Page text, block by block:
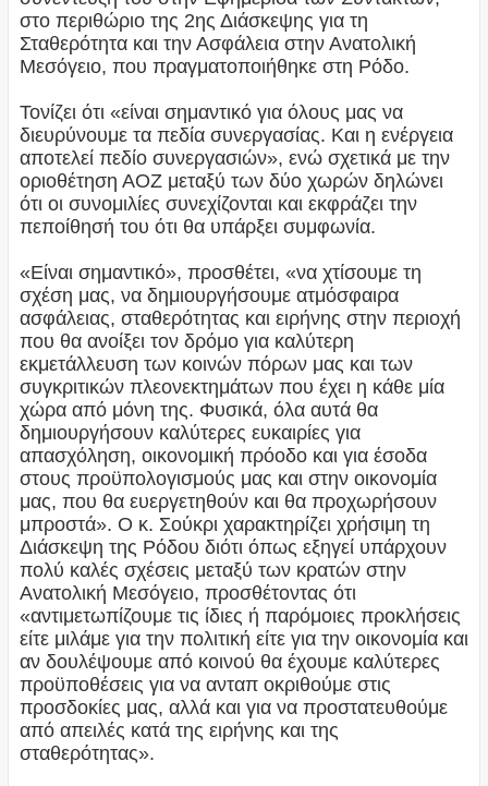
στο περιθώριο της 2ης Διάσκεψης για τη
Σταθερότητα και την Ασφάλεια στην Ανατολική
Μεσόγειο, που πραγματοποιήθηκε στη Ρόδο.
Τονίζει ότι «είναι σημαντικό για όλους μας να
διευρύνουμε τα πεδία συνεργασίας. Και η ενέργεια
αποτελεί πεδίο συνεργασιών», ενώ σχετικά με την
οριοθέτηση ΑΟΖ μεταξύ των δύο χωρών δηλώνει
ότι οι συνομιλίες συνεχίζονται και εκφράζει την
πεποίθησή του ότι θα υπάρξει συμφωνία.
«Είναι σημαντικό», προσθέτει, «να χτίσουμε τη
σχέση μας, να δημιουργήσουμε ατμόσφαιρα
ασφάλειας, σταθερότητας και ειρήνης στην περιοχή
που θα ανοίξει τον δρόμο για καλύτερη
εκμετάλλευση των κοινών πόρων μας και των
συγκριτικών πλεονεκτημάτων που έχει η κάθε μία
χώρα από μόνη της. Φυσικά, όλα αυτά θα
δημιουργήσουν καλύτερες ευκαιρίες για
απασχόληση, οικονομική πρόοδο και για έσοδα
στους προϋπολογισμούς μας και στην οικονομία
μας, που θα ευεργετηθούν και θα προχωρήσουν
μπροστά». Ο κ. Σούκρι χαρακτηρίζει χρήσιμη τη
Διάσκεψη της Ρόδου διότι όπως εξηγεί υπάρχουν
πολύ καλές σχέσεις μεταξύ των κρατών στην
Ανατολική Μεσόγειο, προσθέτοντας ότι
«αντιμετωπίζουμε τις ίδιες ή παρόμοιες προκλήσεις
είτε μιλάμε για την πολιτική είτε για την οικονομία και
αν δουλέψουμε από κοινού θα έχουμε καλύτερες
προϋποθέσεις για να ανταπ οκριθούμε στις
προσδοκίες μας, αλλά και για να προστατευθούμε
από απειλές κατά της ειρήνης και της
σταθερότητας».